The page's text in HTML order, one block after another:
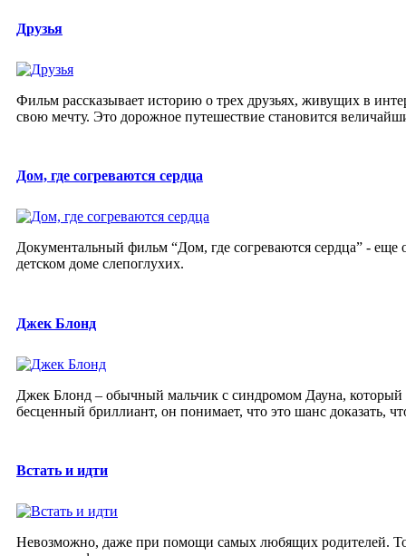
Друзья
Фильм рассказывает историю о трех друзьях, живущих в
свою мечту. Это дорожное путешествие становится
Дом, где согреваются сердца
Документальный фильм “Дом, где согреваются сердца” -
детском доме слепоглухих.
Джек Блонд
Джек Блонд – обычный мальчик с синдромом Дауна, который
бесценный бриллиант, он понимает, что это шанс доказать,
Встать и идти
Невозможно, даже при помощи самых любящих родителей.